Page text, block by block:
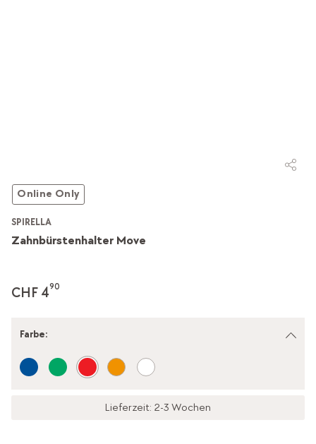
Online Only
Zahnbürstenhalter Move
SPIRELLA
CHF 490
Farbe:
Lieferzeit: 2-3 Wochen